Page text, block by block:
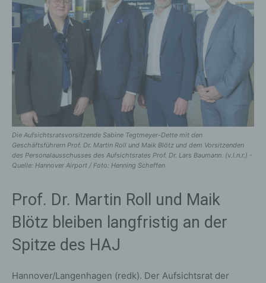
Die Aufsichtsratsvorsitzende Sabine Tegtmeyer-Dette mit den
Geschäftsführern Prof. Dr. Martin Roll und Maik Blötz und dem Vorsitzenden
des Personalausschusses des Aufsichtsrates Prof. Dr. Lars Baumann. (v.l.n.r.) -
Quelle: Hannover Airport / Foto: Henning Scheffen
Prof. Dr. Martin Roll und Maik
Blötz bleiben langfristig an der
Spitze des HAJ
Hannover/Langenhagen (redk). Der Aufsichtsrat der